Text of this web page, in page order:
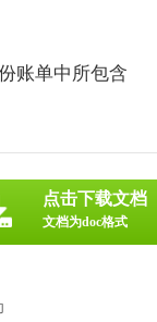
账单中所包含
点击下载文档
文档为doc格式